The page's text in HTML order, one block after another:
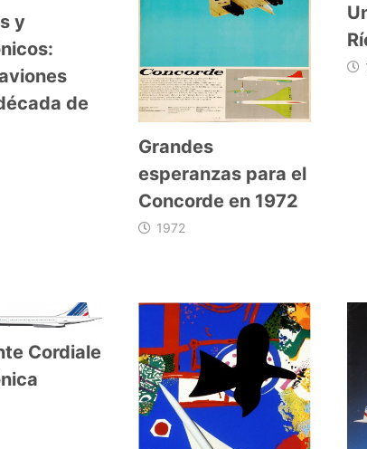
y
de
Grandes
esperanzas para el
Concorde en 1972
1972
Cordiale